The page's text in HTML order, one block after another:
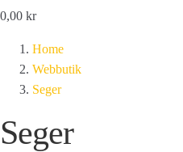
0,00 kr
Home
Webbutik
Seger
Seger